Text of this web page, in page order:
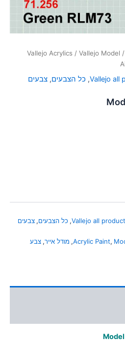
/
Vallejo Acrylics / Vallejo Model
Vallejo all
, כל הצבעים, צבעים
Vallejo all
, כל הצבעים, צבעים
Acrylic Paint,
, מודל אייר, צבע